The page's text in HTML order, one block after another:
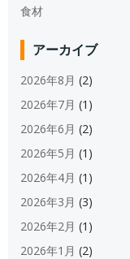
食材
アーカイブ
2026年8月 (2)
2026年7月 (1)
2026年6月 (2)
2026年5月 (1)
2026年4月 (1)
2026年3月 (3)
2026年2月 (1)
2026年1月 (2)